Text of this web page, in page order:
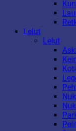
Lelut
Lelut